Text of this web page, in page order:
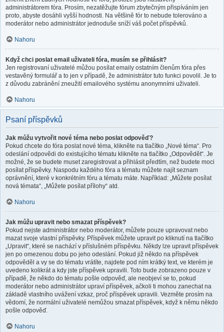
administrátorem fóra. Prosím, nezatěžujte fórum zbytečným přispíváním jen
proto, abyste dosáhli vyšší hodnosti. Na většině fór to nebude tolerováno a
moderátor nebo administrátor jednoduše sníží váš počet příspěvků.
Nahoru
Když chci poslat email uživateli fóra, musím se přihlásit?
Jen registrovaní uživatelé můžou posílat emaily ostatním členům fóra přes
vestavěný formulář a to jen v případě, že administrátor tuto funkci povolil. Je to
z důvodu zabránění zneužití emailového systému anonymními uživateli.
Nahoru
Psaní příspěvků
Jak můžu vytvořit nové téma nebo poslat odpověď?
Pokud chcete do fóra poslat nové téma, klikněte na tlačítko „Nové téma“. Pro
odeslání odpovědi do existujícího tématu klikněte na tlačítko „Odpovědět“. Je
možné, že se budete muset zaregistrovat a přihlásit předtím, než budete moci
posílat příspěvky. Naspodu každého fóra a tématu můžete najít seznam
oprávnění, které v konkrétním fóru a tématu máte. Například: „Můžete posílat
nová témata“, „Můžete posílat přílohy“ atd.
Nahoru
Jak můžu upravit nebo smazat příspěvek?
Pokud nejste administrátor nebo moderátor, můžete pouze upravovat nebo
mazat svoje vlastní příspěvky. Příspěvek můžete upravit po kliknutí na tlačítko
„Upravit“, které se nachází v příslušném příspěvku. Někdy lze upravit příspěvek
jen po omezenou dobu po jeho odeslání. Pokud již někdo na příspěvek
odpověděl a vy se do tématu vrátíte, najdete pod ním krátký text, ve kterém je
uvedeno kolikrát a kdy jste příspěvek upravili. Toto bude zobrazeno pouze v
případě, že někdo do tématu pošle odpověď, ale neobjeví se to, pokud
moderátor nebo administrátor upraví příspěvek, ačkoli ti mohou zanechat na
základě vlastního uvážení vzkaz, proč příspěvek upravili. Vezměte prosím na
vědomí, že normální uživatelé nemůžou smazat příspěvek, když k němu někdo
pošle odpověď.
Nahoru